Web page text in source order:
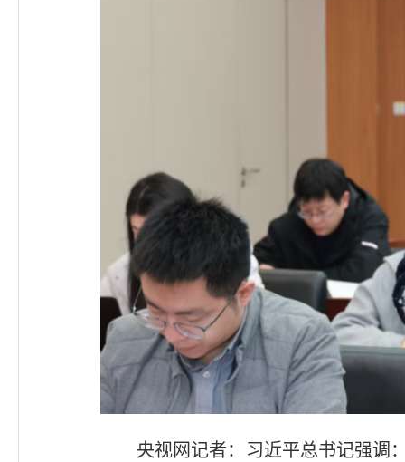
央视网记者：习近平总书记强调